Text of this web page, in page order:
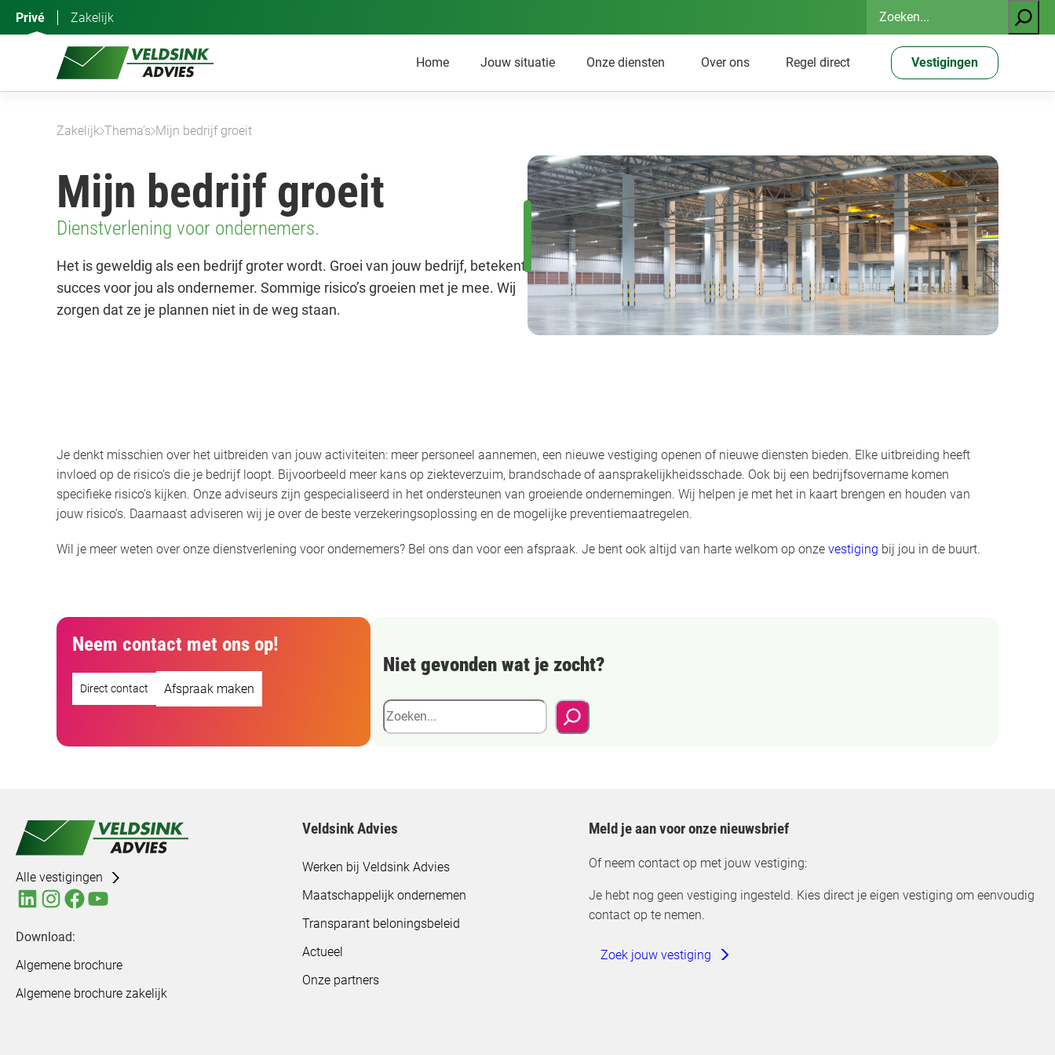
Privé Zakelijk
Zoeken
Home Jouw situatie Onze diensten Over ons Regel direct Vestigingen
Zakelijk Thema’s Mijn bedrijf groeit
Mijn bedrijf groeit
Dienstverlening voor ondernemers.
Het is geweldig als een bedrijf groter wordt. Groei van jouw bedrijf, betekent
succes voor jou als ondernemer. Sommige risico’s groeien met je mee. Wij
zorgen dat ze je plannen niet in de weg staan.
Je denkt misschien over het uitbreiden van jouw activiteiten: meer personeel aannemen, een nieuwe vestiging openen of nieuwe diensten bieden. Elke uitbreiding heeft
invloed op de risico’s die je bedrijf loopt. Bijvoorbeeld meer kans op ziekteverzuim, brandschade of aansprakelijkheidsschade. Ook bij een bedrijfsovername komen
specifieke risico’s kijken. Onze adviseurs zijn gespecialiseerd in het ondersteunen van groeiende ondernemingen. Wij helpen je met het in kaart brengen en houden van
jouw risico’s. Daarnaast adviseren wij je over de beste verzekeringsoplossing en de mogelijke preventiemaatregelen.
Wil je meer weten over onze dienstverlening voor ondernemers? Bel ons dan voor een afspraak. Je bent ook altijd van harte welkom op onze vestiging bij jou in de buurt.
Neem contact met ons op!
Direct contact Afspraak maken
Niet gevonden wat je zocht?
Z
o
Alle vestigingen
Download:
Algemene brochure
Algemene brochure zakelijk
Veldsink Advies
Werken bij Veldsink Advies
Maatschappelijk ondernemen
Transparant beloningsbeleid
Actueel
Onze partners
Meld je aan voor onze nieuwsbrief
Of neem contact op met jouw vestiging:
Je hebt nog geen vestiging ingesteld. Kies direct je eigen vestiging om eenvoudig
contact op te nemen.
Zoek jouw vestiging